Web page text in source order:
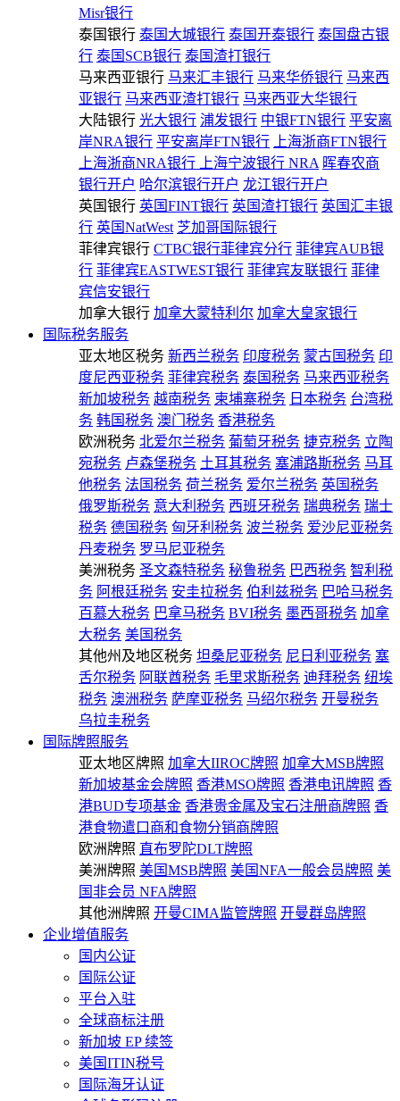
Misr银行
泰国银行 泰国大城银行 泰国开泰银行 泰国盘古银
行 泰国SCB银行 泰国渣打银行
马来西亚银行 马来汇丰银行 马来华侨银行 马来西
亚银行 马来西亚渣打银行 马来西亚大华银行
大陆银行 光大银行 浦发银行 中银FTN银行 平安离
岸NRA银行 平安离岸FTN银行
上海浙商FTN银行
上海浙商NRA银行
上海宁波银行 NRA 晖春农商
银行开户 哈尔滨银行开户 龙江银行开户
英国银行 英国FINT银行 英国渣打银行 英国汇丰银
行 英国NatWest 芝加哥国际银行
菲律宾银行 CTBC银行菲律宾分行 菲律宾AUB银
行 菲律宾EASTWEST银行 菲律宾友联银行 菲律
宾信安银行
加拿大银行 加拿大蒙特利尔 加拿大皇家银行
国际税务服务
亚太地区税务 新西兰税务 印度税务 蒙古国税务 印
度尼西亚税务 菲律宾税务 泰国税务 马来西亚税务
新加坡税务 越南税务 柬埔寨税务 日本税务 台湾税
务 韩国税务 澳门税务 香港税务
欧洲税务 北爱尔兰税务 葡萄牙税务 捷克税务 立陶
宛税务 卢森堡税务 土耳其税务 塞浦路斯税务 马耳
他税务 法国税务 荷兰税务 爱尔兰税务 英国税务
俄罗斯税务 意大利税务 西班牙税务 瑞典税务 瑞士
税务 德国税务 匈牙利税务 波兰税务 爱沙尼亚税务
丹麦税务 罗马尼亚税务
美洲税务 圣文森特税务 秘鲁税务 巴西税务 智利税
务 阿根廷税务 安圭拉税务 伯利兹税务 巴哈马税务
百慕大税务 巴拿马税务 BVI税务 墨西哥税务 加拿
大税务 美国税务
其他州及地区税务 坦桑尼亚税务 尼日利亚税务 塞
舌尔税务 阿联酋税务 毛里求斯税务 迪拜税务 纽埃
税务 澳洲税务 萨摩亚税务 马绍尔税务 开曼税务
乌拉圭税务
国际牌照服务
亚太地区牌照 加拿大IIROC牌照 加拿大MSB牌照
新加坡基金会牌照 香港MSO牌照 香港电讯牌照 香
港BUD专项基金 香港贵金属及宝石注册商牌照 香
港食物遣口商和食物分销商牌照
欧洲牌照 直布罗陀DLT牌照
美洲牌照 美国MSB牌照 美国NFA一般会员牌照 美
国非会员 NFA牌照
其他洲牌照 开曼CIMA监管牌照 开曼群岛牌照
企业增值服务
国内公证
国际公证
平台入驻
全球商标注册
新加坡 EP 续签
美国ITIN税号
国际海牙认证